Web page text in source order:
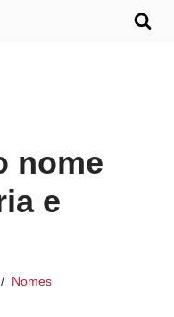
nome
e
Nomes